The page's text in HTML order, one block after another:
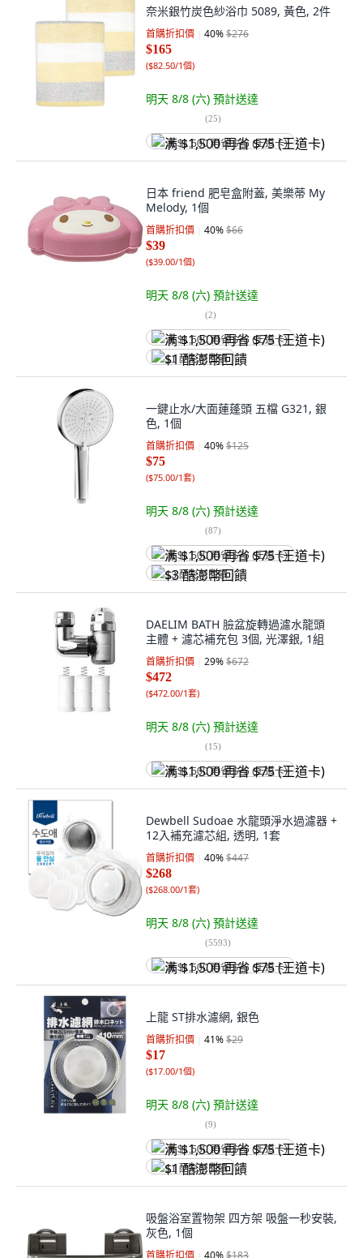
奈米銀竹炭色紗浴巾 5089, 黃色, 2件
首購折扣價 40%$276
$165
($82.50/1個)
明天 8/8 (六) 預計送達
(25)
满 $1,500 再省 $75 (王道卡)
日本 friend 肥皂盒附蓋, 美樂蒂 My
Melody, 1個
首購折扣價 40%$66
$39
($39.00/1個)
明天 8/8 (六) 預計送達
(2)
满 $1,500 再省 $75 (王道卡)
$1 酷澎幣回饋
一鍵止水/大面蓮蓬頭 五檔 G321, 銀
色, 1個
首購折扣價 40%$125
$75
($75.00/1套)
明天 8/8 (六) 預計送達
(87)
满 $1,500 再省 $75 (王道卡)
$3 酷澎幣回饋
DAELIM BATH 臉盆旋轉過濾水龍頭
主體 + 濾芯補充包 3個, 光澤銀, 1組
首購折扣價 29%$672
$472
($472.00/1套)
明天 8/8 (六) 預計送達
(15)
满 $1,500 再省 $75 (王道卡)
Dewbell Sudoae 水龍頭淨水過濾器 +
12入補充濾芯組, 透明, 1套
首購折扣價 40%$447
$268
($268.00/1套)
明天 8/8 (六) 預計送達
(5593)
满 $1,500 再省 $75 (王道卡)
上龍 ST排水濾網, 銀色
首購折扣價 41%$29
$17
($17.00/1個)
明天 8/8 (六) 預計送達
(9)
满 $1,500 再省 $75 (王道卡)
$1 酷澎幣回饋
吸盤浴室置物架 四方架 吸盤一秒安裝,
灰色, 1個
首購折扣價 40%$183